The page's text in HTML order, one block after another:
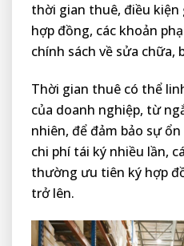
thời gian thuê, điều
hợp đồng, các khoản
chính sách về sửa chữa,
Thời gian thuê có thể
của doanh nghiệp, từ
nhiên, để đảm bảo sự
chi phí tái ký nhiều lần,
thường ưu tiên ký hợp
trở lên.